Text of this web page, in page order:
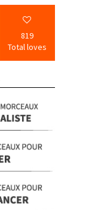
819
Total loves